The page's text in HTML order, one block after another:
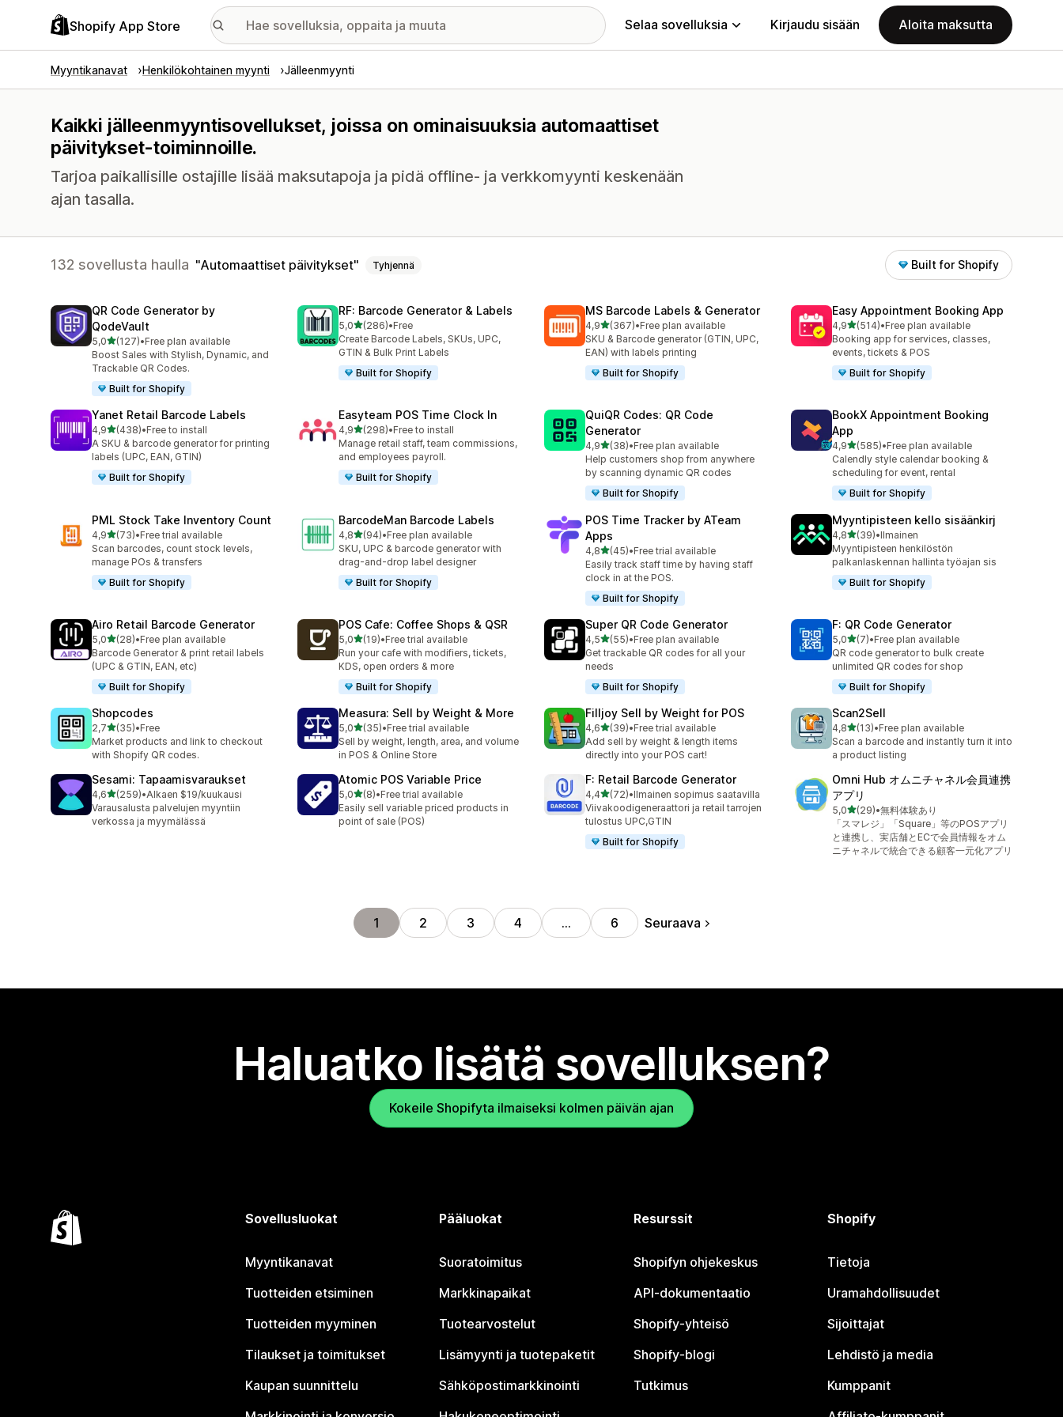
Shopify App Store Selaa sovelluksia Kirjaudu sisään Aloita maksutta
Myyntikanavat Henkilökohtainen myynti Jälleenmyynti
Kaikki jälleenmyyntisovellukset, joissa on ominaisuuksia automaattiset
päivitykset-toiminnoille.
Tarjoa paikallisille ostajille lisää maksutapoja ja pidä offline- ja verkkomyynti keskenään
ajan tasalla.
132 sovellusta haulla Automaattiset päivitykset Tyhjennä Built for Shopify
QR Code Generator by
QodeVault
5,0/ 5 tähteä
(127)
127 arvostelua yhteensä
•Free plan available
Boost Sales with Stylish, Dynamic, and
Trackable QR Codes.
Built for Shopify
RF: Barcode Generator & Labels
5,0/ 5 tähteä
(286)
286 arvostelua yhteensä
•Free
Create Barcode Labels, SKUs, UPC,
GTIN & Bulk Print Labels
Built for Shopify
MS Barcode Labels & Generator
4,9/ 5 tähteä
(367)
367 arvostelua yhteensä
•Free plan available
SKU & Barcode generator (GTIN, UPC,
EAN) with labels printing
Built for Shopify
Easy Appointment Booking App
4,9/ 5 tähteä
(514)
514 arvostelua yhteensä
•Free plan available
Booking app for services, classes,
events, tickets & POS
Built for Shopify
Yanet Retail Barcode Labels
4,9/ 5 tähteä
(438)
438 arvostelua yhteensä
•Free to install
A SKU & barcode generator for printing
labels (UPC, EAN, GTIN)
Built for Shopify
Easyteam POS Time Clock In
4,9/ 5 tähteä
(298)
298 arvostelua yhteensä
•Free to install
Manage retail staff, team commissions,
and employees payroll.
Built for Shopify
QuiQR Codes: QR Code
Generator
4,9/ 5 tähteä
(38)
38 arvostelua yhteensä
•Free plan available
Help customers shop from anywhere
by scanning dynamic QR codes
Built for Shopify
BookX Appointment Booking
App
4,9/ 5 tähteä
(585)
585 arvostelua yhteensä
•Free plan available
Calendly style calendar booking &
scheduling for event, rental
Built for Shopify
PML Stock Take Inventory Count
4,9/ 5 tähteä
(73)
73 arvostelua yhteensä
•Free trial available
Scan barcodes, count stock levels,
manage POs & transfers
Built for Shopify
BarcodeMan Barcode Labels
4,8/ 5 tähteä
(94)
94 arvostelua yhteensä
•Free plan available
SKU, UPC & barcode generator with
drag-and-drop label designer
Built for Shopify
POS Time Tracker by ATeam
Apps
4,8/ 5 tähteä
(45)
45 arvostelua yhteensä
•Free trial available
Easily track staff time by having staff
clock in at the POS.
Built for Shopify
Myyntipisteen kello sisäänkirj
4,8/ 5 tähteä
(39)
39 arvostelua yhteensä
•Ilmainen
Myyntipisteen henkilöstön
palkanlaskennan hallinta työajan sis
Built for Shopify
Airo Retail Barcode Generator
5,0/ 5 tähteä
(28)
28 arvostelua yhteensä
•Free plan available
Barcode Generator & print retail labels
(UPC & GTIN, EAN, etc)
Built for Shopify
POS Cafe: Coffee Shops & QSR
5,0/ 5 tähteä
(19)
19 arvostelua yhteensä
•Free trial available
Run your cafe with modifiers, tickets,
KDS, open orders & more
Built for Shopify
Super QR Code Generator
4,5/ 5 tähteä
(55)
55 arvostelua yhteensä
•Free plan available
Get trackable QR codes for all your
needs
Built for Shopify
F: QR Code Generator
5,0/ 5 tähteä
(7)
7 arvostelua yhteensä
•Free plan available
QR code generator to bulk create
unlimited QR codes for shop
Built for Shopify
Shopcodes
2,7/ 5 tähteä
(35)
35 arvostelua yhteensä
•Free
Market products and link to checkout
with Shopify QR codes.
Measura: Sell by Weight & More
5,0/ 5 tähteä
(35)
35 arvostelua yhteensä
•Free trial available
Sell by weight, length, area, and volume
in POS & Online Store
Filljoy Sell by Weight for POS
4,6/ 5 tähteä
(39)
39 arvostelua yhteensä
•Free trial available
Add sell by weight & length items
directly into your POS cart!
Scan2Sell
4,8/ 5 tähteä
(13)
13 arvostelua yhteensä
•Free plan available
Scan a barcode and instantly turn it into
a product listing
Sesami: Tapaamisvaraukset
4,6/ 5 tähteä
(259)
259 arvostelua yhteensä
•Alkaen $19/kuukausi
Varausalusta palvelujen myyntiin
verkossa ja myymälässä
Atomic POS Variable Price
5,0/ 5 tähteä
(8)
8 arvostelua yhteensä
•Free trial available
Easily sell variable priced products in
point of sale (POS)
F: Retail Barcode Generator
4,4/ 5 tähteä
(72)
72 arvostelua yhteensä
•Ilmainen sopimus saatavilla
Viivakoodigeneraattori ja retail tarrojen
tulostus UPC,GTIN
Built for Shopify
Omni Hub オムニチャネル会員連携
アプリ
5,0/ 5 tähteä
(29)
29 arvostelua yhteensä
•無料体験あり
「スマレジ」「Square」等のPOSアプリ
と連携し、実店舗とECで会員情報をオム
ニチャネルで統合できる顧客一元化アプリ
1 2 3 4 … 6 Seuraava
Haluatko lisätä sovelluksen?
Kokeile Shopifyta ilmaiseksi kolmen päivän ajan
Sovellusluokat
Myyntikanavat
Tuotteiden etsiminen
Tuotteiden myyminen
Tilaukset ja toimitukset
Kaupan suunnittelu
Pääluokat
Suoratoimitus
Markkinapaikat
Tuotearvostelut
Lisämyynti ja tuotepaketit
Sähköpostimarkkinointi
Resurssit
Shopifyn ohjekeskus
API-dokumentaatio
Shopify-yhteisö
Shopify-blogi
Tutkimus
Shopify
Tietoja
Uramahdollisuudet
Sijoittajat
Lehdistö ja media
Kumppanit